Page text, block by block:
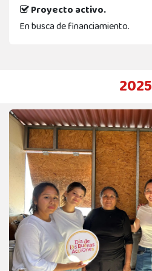
Proyecto activo.
En busca de financiamiento.
2025